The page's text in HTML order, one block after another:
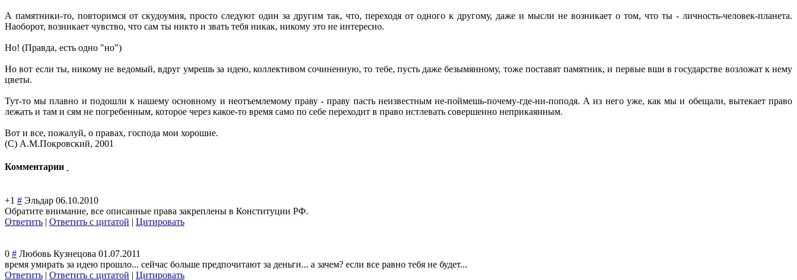
А памятники-то, повторимся от скудоумия, просто следуют один за другим так, что, переходя от одного к другому, даже и мысли не возникает о том, что ты - личность-человек-планета.
Наоборот, возникает чувство, что сам ты никто и звать тебя никак, никому это не интересно.
Но! (Правда, есть одно "но")
Но вот если ты, никому не ведомый, вдруг умрешь за идею, коллективом сочиненную, то тебе, пусть даже безымянному, тоже поставят памятник, и первые вши в государстве возложат к нему
цветы.
Тут-то мы плавно и подошли к нашему основному и неотъемлемому праву - праву пасть неизвестным не-поймешь-почему-где-ни-поподя. А из него уже, как мы и обещали, вытекает право
лежать и там и сям не погребенным, которое через какое-то время само по себе переходит в право истлевать совершенно неприкаянным.
Вот и все, пожалуй, о правах, господа мои хорошие.
(С) А.М.Покровский, 2001
Комментарии
+1 # Эльдар 06.10.2010
Обратите внимание, все описанные права закреплены в Конституции РФ.
Ответить | Ответить с цитатой | Цитировать
0 # Любовь Кузнецова 01.07.2011
время умирать за идею прошло... сейчас больше предпочитают за деньги... а зачем? если все равно тебя не будет...
Ответить | Ответить с цитатой | Цитировать